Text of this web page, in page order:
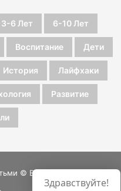
3-6 Лет 6-10 Лет
Воспитание Дети
История Лайфхаки
Развитие
© Все права защищены
Здравствуйте!